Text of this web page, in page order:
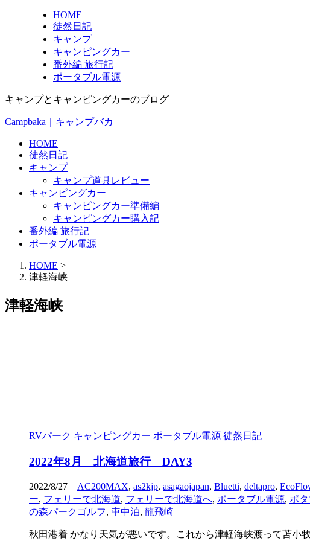
HOME
徒然日記
キャンプ
キャンピングカー
番外編 旅行記
ポータブル電源
キャンプとキャンピングカーのブログ
Campbaka｜キャンプバカ
HOME
徒然日記
キャンプ
キャンプ道具レビュー
キャンピングカー
キャンピングカー準備編
キャンピングカー購入記
番外編 旅行記
ポータブル電源
HOME >
津軽海峡
津軽海峡
RVパーク キャンピングカー ポータブル電源 徒然日記
2022年8月 北海道旅行 DAY3
2022/8/27 AC200MAX, as2kjp, asagaojapan, Bluetti, deltapro,
ー, フェリーで北海道, フェリーで北海道へ, ポータブル電源, ポ
の森パークゴルフ, 車中泊, 龍飛崎
秋田港着 かなり天気が悪いです。これから津軽海峡渡って苫小